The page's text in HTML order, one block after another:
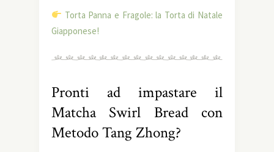
Torta Panna e Fragole: la Torta di Natale
Giapponese!
Pronti ad impastare il
Matcha Swirl Bread con
Metodo Tang Zhong?